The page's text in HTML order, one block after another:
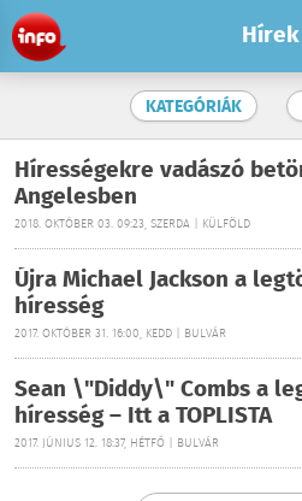
Hírek
KATEGÓRIÁK
Hírességekre vadászó
Angelesben
2018. OKTÓBER 03. 09:23, SZERDA | KÜLFÖLD
Újra Michael Jackson a
híresség
2017. OKTÓBER 31. 16:00, KEDD | BULVÁR
Sean \"Diddy\" Combs a
híresség – Itt a TOPLISTA
2017. JÚNIUS 12. 18:37, HÉTFŐ | BULVÁR